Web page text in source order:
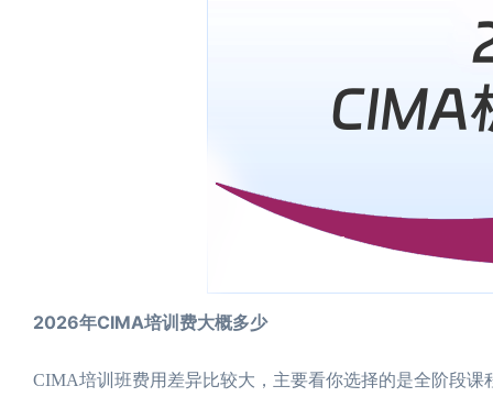
2026年CIMA培训费大概多少
CIMA培训班费用差异比较大，主要看你选择的是全阶段